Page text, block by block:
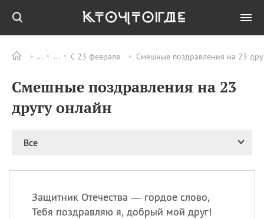
С 23 февраля Смешные поздравления на 23
Смешные поздравления на 23
другу онлайн
Все
Защитник Отечества — гордое слово,
Тебя поздравляю я, добрый мой друг!
ПРАЗДНИКИ Все
08.08 День «Счастье
великомученика
покровителя всех
врачей и целителя